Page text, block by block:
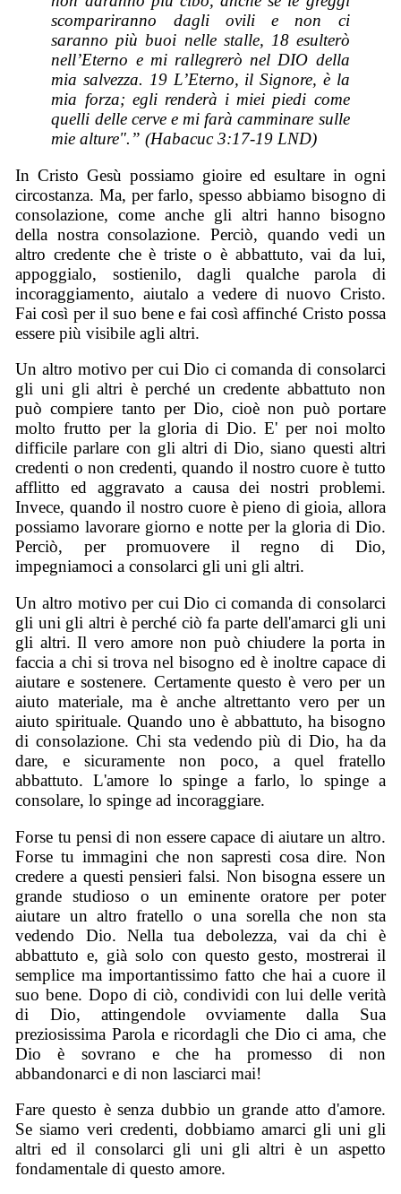
scompariranno dagli ovili e non ci
saranno più buoi nelle stalle, 18 esulterò
nell’Eterno e mi rallegrerò nel DIO della
mia salvezza. 19 L’Eterno, il Signore, è la
mia forza; egli renderà i miei piedi come
quelli delle cerve e mi farà camminare sulle
mie alture".” (Habacuc 3:17-19 LND)
In Cristo Gesù possiamo gioire ed esultare in ogni
circostanza. Ma, per farlo, spesso abbiamo bisogno di
consolazione, come anche gli altri hanno bisogno
della nostra consolazione. Perciò, quando vedi un
altro credente che è triste o è abbattuto, vai da lui,
appoggialo, sostienilo, dagli qualche parola di
incoraggiamento, aiutalo a vedere di nuovo Cristo.
Fai così per il suo bene e fai così affinché Cristo possa
essere più visibile agli altri.
Un altro motivo per cui Dio ci comanda di consolarci
gli uni gli altri è perché un credente abbattuto non
può compiere tanto per Dio, cioè non può portare
molto frutto per la gloria di Dio. E' per noi molto
difficile parlare con gli altri di Dio, siano questi altri
credenti o non credenti, quando il nostro cuore è tutto
afflitto ed aggravato a causa dei nostri problemi.
Invece, quando il nostro cuore è pieno di gioia, allora
possiamo lavorare giorno e notte per la gloria di Dio.
Perciò, per promuovere il regno di Dio,
impegniamoci a consolarci gli uni gli altri.
Un altro motivo per cui Dio ci comanda di consolarci
gli uni gli altri è perché ciò fa parte dell'amarci gli uni
gli altri. Il vero amore non può chiudere la porta in
faccia a chi si trova nel bisogno ed è inoltre capace di
aiutare e sostenere. Certamente questo è vero per un
aiuto materiale, ma è anche altrettanto vero per un
aiuto spirituale. Quando uno è abbattuto, ha bisogno
di consolazione. Chi sta vedendo più di Dio, ha da
dare, e sicuramente non poco, a quel fratello
abbattuto. L'amore lo spinge a farlo, lo spinge a
consolare, lo spinge ad incoraggiare.
Forse tu pensi di non essere capace di aiutare un altro.
Forse tu immagini che non sapresti cosa dire. Non
credere a questi pensieri falsi. Non bisogna essere un
grande studioso o un eminente oratore per poter
aiutare un altro fratello o una sorella che non sta
vedendo Dio. Nella tua debolezza, vai da chi è
abbattuto e, già solo con questo gesto, mostrerai il
semplice ma importantissimo fatto che hai a cuore il
suo bene. Dopo di ciò, condividi con lui delle verità
di Dio, attingendole ovviamente dalla Sua
preziosissima Parola e ricordagli che Dio ci ama, che
Dio è sovrano e che ha promesso di non
abbandonarci e di non lasciarci mai!
Fare questo è senza dubbio un grande atto d'amore.
Se siamo veri credenti, dobbiamo amarci gli uni gli
altri ed il consolarci gli uni gli altri è un aspetto
fondamentale di questo amore.